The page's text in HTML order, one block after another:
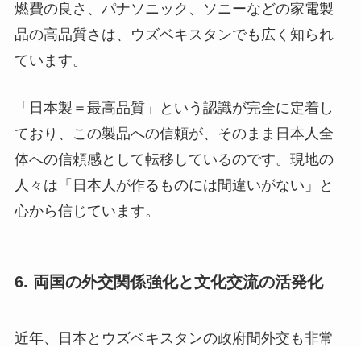
燃費の良さ、パナソニック、ソニーなどの家電製
品の高品質さは、ウズベキスタンでも広く知られ
ています。
「日本製＝最高品質」という認識が完全に定着し
ており、この製品への信頼が、そのまま日本人全
体への信頼感として転移しているのです。現地の
人々は「日本人が作るものには間違いがない」と
心から信じています。
6. 両国の外交関係強化と文化交流の活発化
近年、日本とウズベキスタンの政府間外交も非常